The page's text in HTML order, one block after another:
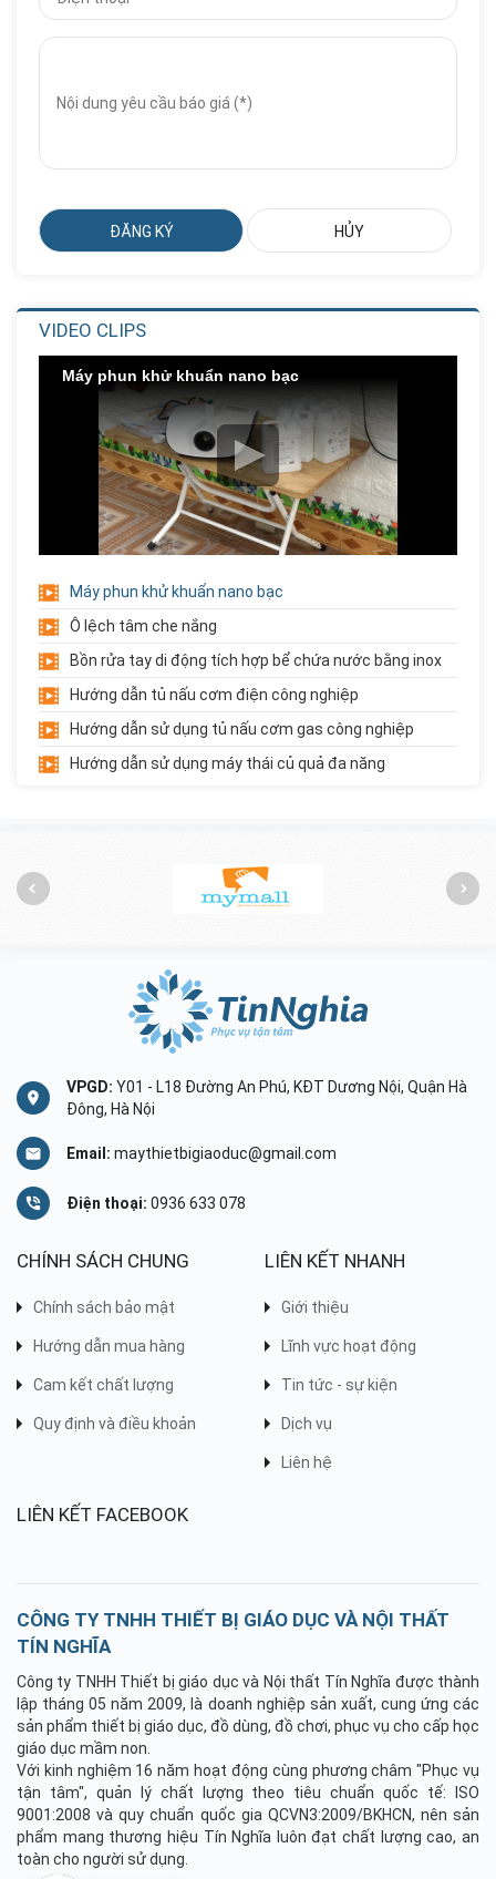
Liên hệ
Nhà Chơi Cầu Trượt Xoắn
Nhà Chơi Cầu Trượt Kép
Thẳng...
Giá: Liên hệ
Chậu Rửa Inox Công Nghiệp 3...
Giá: Liên hệ
Xe Đẩy Inox 3 Tầng
Xe Đẩy Inox 2 Tầng
Giá Đựng Đồ Chơi 5 Tầng Góc...
VIDEO CLIPS
Máy phun khử khuẩn nano bạc
Máy phun khử khuẩn nano bạc
Ô lệch tâm che nắng
Bồn rửa tay di động tích hợp bể chứa nước bằng inox
Hướng dẫn tủ nấu cơm điện công nghiệp
Hướng dẫn sử dụng tủ nấu cơm gas công nghiệp
Hướng dẫn sử dụng máy thái củ quả đa năng
VPGD: Y01 - L18 Đường An Phú, KĐT Dương Nội, Quận Hà
Đông, Hà Nội
Email: maythietbigiaoduc@gmail.com
Điện thoại: 0936 633 078
CHÍNH SÁCH CHUNG
Chính sách bảo mật
Hướng dẫn mua hàng
Cam kết chất lượng
Quy định và điều khoản
LIÊN KẾT NHANH
Giới thiệu
Lĩnh vực hoạt động
Tin tức - sự kiện
Dịch vụ
Liên hệ
LIÊN KẾT FACEBOOK
CÔNG TY TNHH THIẾT BỊ GIÁO DỤC VÀ NỘI THẤT
TÍN NGHĨA
Công ty TNHH Thiết bị giáo dục và Nội thất Tín Nghĩa được thành
lập tháng 05 năm 2009, là doanh nghiệp sản xuất, cung ứng các
sản phẩm thiết bị giáo dục, đồ dùng, đồ chơi, phục vụ cho cấp học
giáo dục mầm non.
Với kinh nghiệm 16 năm hoạt động cùng phương châm "Phục vụ
tận tâm", quản lý chất lượng theo tiêu chuẩn quốc tế: ISO
9001:2008 và quy chuẩn quốc gia QCVN3:2009/BKHCN, nên sản
phẩm mang thương hiệu Tín Nghĩa luôn đạt chất lượng cao, an
toàn cho người sử dụng.